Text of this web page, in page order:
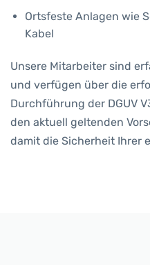
Ortsfeste Anlagen wie
Kabel
Unsere Mitarbeiter sind
und verfügen über die
Durchführung der DGUV
den aktuell geltenden
damit die Sicherheit Ihrer